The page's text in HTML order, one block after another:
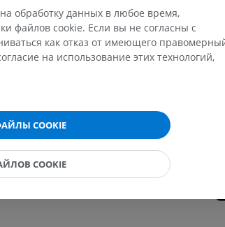
обработку данных в любое время,
файлов cookie. Если вы не согласны с
как отказ от имеющего
на использование этих технологий,
COOKIE
COOKIE